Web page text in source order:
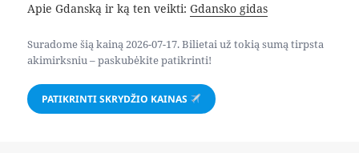
Apie Gdanską ir ką ten veikti:Gdansko gidas
Suradome šią kainą 2026-07-17. Bilietai už tokią sumą tirpsta
akimirksniu – paskubėkite patikrinti!
PATIKRINTI SKRYDŽIO KAINAS